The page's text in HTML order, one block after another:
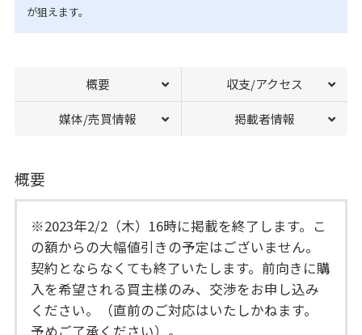
が狙えます。
概要 収支/アクセス
媒体/売買情報 掲載者情報
概要
※2023年2/2（木）16時に掲載を終了します。こ
の額からの大幅値引きの予定はございません。
契約とならなくても終了いたします。前向きに購
入を希望される買主様のみ、交渉をお申し込み
ください。（直前のご対応はいたしかねます。